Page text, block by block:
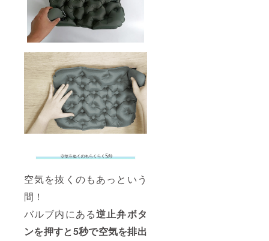
空気を抜くのもあっという
間！
バルブ内にある逆止弁ボタ
ンを押すと5秒で空気を排出